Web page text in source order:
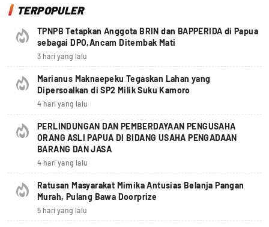
TERPOPULER
TPNPB Tetapkan Anggota BRIN dan BAPPERIDA di Papua
sebagai DPO,Ancam Ditembak Mati
3 hari yang lalu
Marianus Maknaepeku Tegaskan Lahan yang
Dipersoalkan di SP2 Milik Suku Kamoro
4 hari yang lalu
PERLINDUNGAN DAN PEMBERDAYAAN PENGUSAHA
ORANG ASLI PAPUA DI BIDANG USAHA PENGADAAN
BARANG DAN JASA
4 hari yang lalu
Ratusan Masyarakat Mimika Antusias Belanja Pangan
Murah, Pulang Bawa Doorprize
5 hari yang lalu